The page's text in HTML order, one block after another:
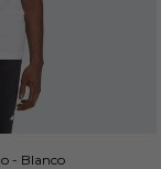
- Blanco